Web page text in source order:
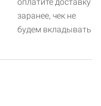
оплатите доставку
заранее, чек не
будем вкладывать